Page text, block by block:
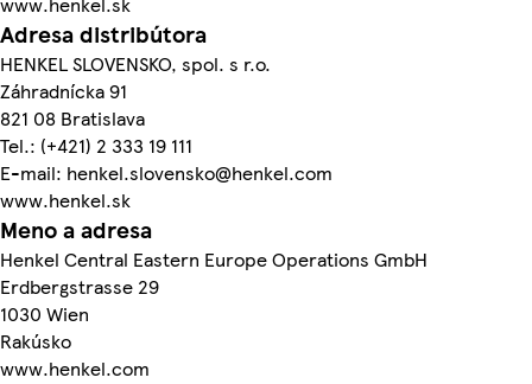
Adresa distribútora
HENKEL SLOVENSKO, spol. s r.o.
Záhradnícka 91
821 08 Bratislava
Tel.: (+421) 2 333 19 111
E-mail: henkel.slovensko@henkel.com
www.henkel.sk
Meno a adresa
Henkel Central Eastern Europe Operations GmbH
Erdbergstrasse 29
1030 Wien
Rakúsko
www.henkel.com